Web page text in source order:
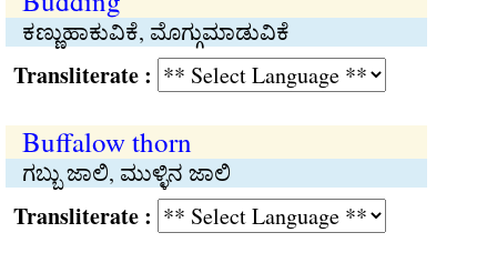
ಕಣ್ಣುಹಾಕುವಿಕೆ, ಮೊಗ್ಗುಮಾಡುವಿಕೆ
:
Buffalow thorn
ಗಬ್ಬು ಜಾಲಿ, ಮುಳ್ಳಿನ ಜಾಲಿ
: